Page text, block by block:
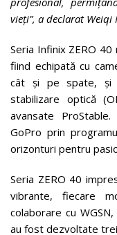
vieți”, a declarat
Seria Infinix ZERO
fiind echipată cu
cât și pe spate, și
stabilizare optică
avansate
GoPro prin
orizonturi pentru
Seria ZERO 40
vibrante, fiecare
colaborare cu
au fost dezvoltate